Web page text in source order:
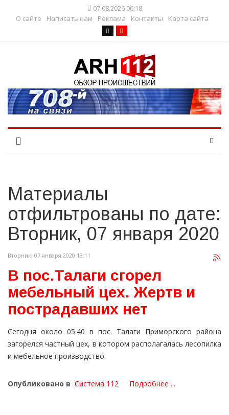
07.08.2026 06:18
О сайте
Написать нам Реклама Контакты Карта сайта
Материалы
отфильтрованы по дате:
Вторник, 07 января 2020
Вторник, 07 января 2020 13:11
В пос.Талаги сгорел
мебельный цех. Жертв и
пострадавших нет
Сегодня около 05.40 в пос. Талаги Приморского района
загорелся частный цех, в котором располагалась лесопилка
и мебельное производство.
Опубликовано в Система 112 Подробнее ...